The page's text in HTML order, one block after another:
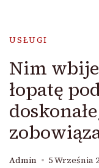
USŁUGI
Nim
łopatę
Admin 5 Września